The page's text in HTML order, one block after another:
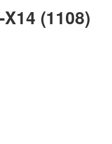
(1108)